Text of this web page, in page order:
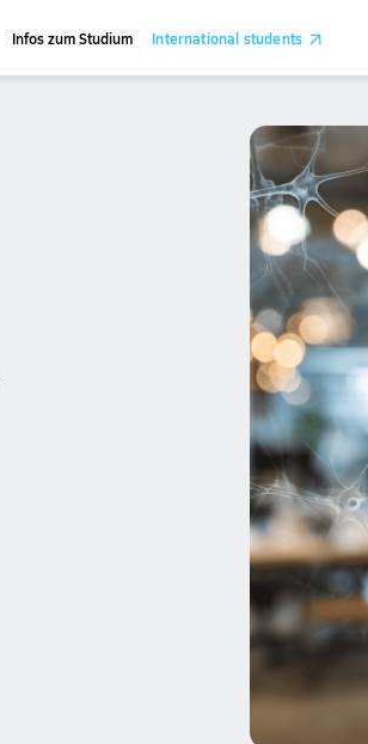
Infos zum Studium International students